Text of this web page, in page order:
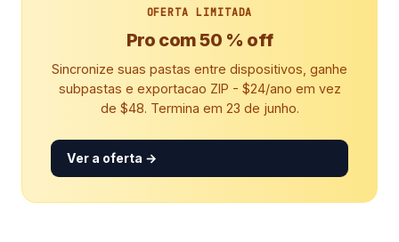
OFERTA LIMITADA
Pro com 50 % off
Sincronize suas pastas entre dispositivos, ganhe
subpastas e exportacao ZIP - $24/ano em vez
de $48. Termina em 23 de junho.
Ver a oferta →